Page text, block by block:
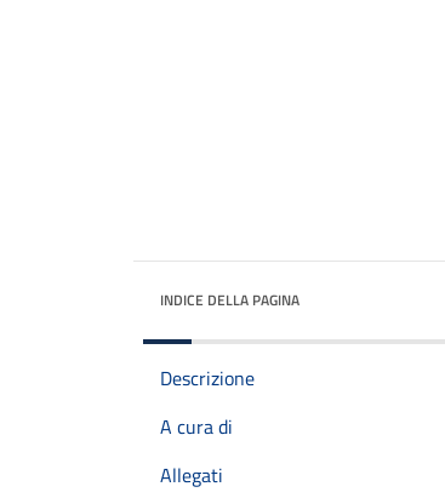
INDICE DELLA PAGINA
Descrizione
A cura di
Allegati